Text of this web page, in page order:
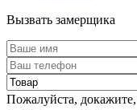
Вызвать замерщика
Пожалуйста,